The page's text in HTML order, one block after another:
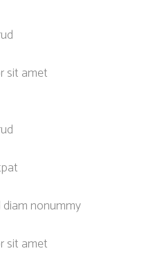
sit amet
diam nonummy
sit amet